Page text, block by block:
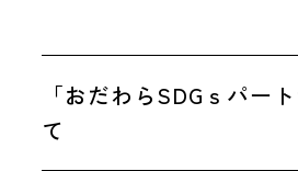
「おだわらSDGｓパー
て